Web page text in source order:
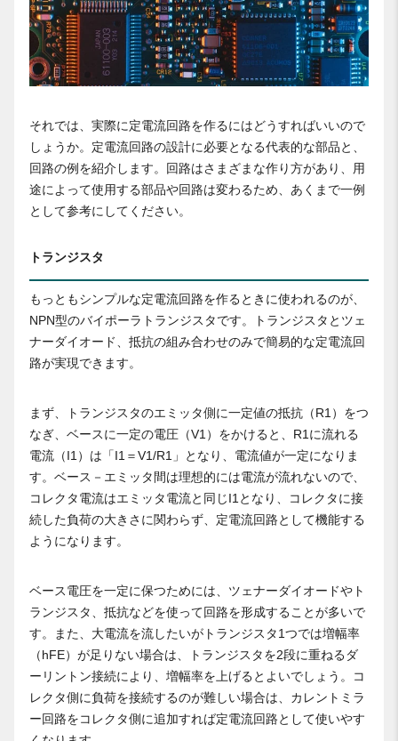
それでは、実際に定電流回路を作るにはどうすればいいので
しょうか。定電流回路の設計に必要となる代表的な部品と、
回路の例を紹介します。回路はさまざまな作り方があり、用
途によって使用する部品や回路は変わるため、あくまで一例
として参考にしてください。
トランジスタ
もっともシンプルな定電流回路を作るときに使われるのが、
NPN型のバイポーラトランジスタです。トランジスタとツェ
ナーダイオード、抵抗の組み合わせのみで簡易的な定電流回
路が実現できます。
まず、トランジスタのエミッタ側に一定値の抵抗（R1）をつ
なぎ、ベースに一定の電圧（V1）をかけると、R1に流れる
電流（I1）は「I1＝V1/R1」となり、電流値が一定になりま
す。ベース－エミッタ間は理想的には電流が流れないので、
コレクタ電流はエミッタ電流と同じI1となり、コレクタに接
続した負荷の大きさに関わらず、定電流回路として機能する
ようになります。
ベース電圧を一定に保つためには、ツェナーダイオードやト
ランジスタ、抵抗などを使って回路を形成することが多いで
す。また、大電流を流したいがトランジスタ1つでは増幅率
（hFE）が足りない場合は、トランジスタを2段に重ねるダ
ーリントン接続により、増幅率を上げるとよいでしょう。コ
レクタ側に負荷を接続するのが難しい場合は、カレントミラ
ー回路をコレクタ側に追加すれば定電流回路として使いやす